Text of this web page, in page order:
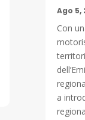
Ago 5,
Con
a